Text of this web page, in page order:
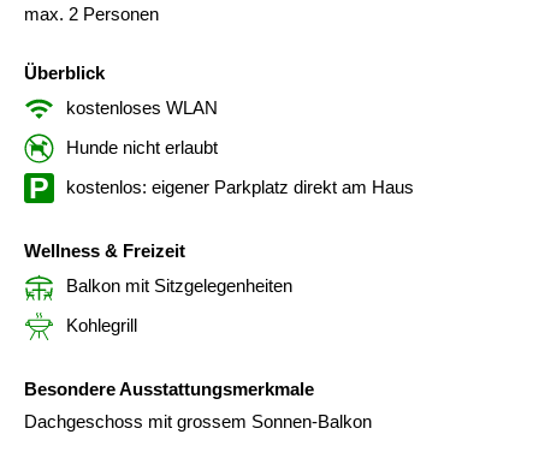
max. 2 Personen
Überblick
kostenloses WLAN
Hunde nicht erlaubt
kostenlos: eigener Parkplatz direkt am Haus
Wellness & Freizeit
Balkon mit Sitzgelegenheiten
Kohlegrill
Besondere Ausstattungsmerkmale
Dachgeschoss mit grossem Sonnen-Balkon